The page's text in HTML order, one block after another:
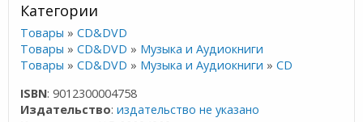
Категории
Товары »CD&DVD
Товары »CD&DVD » Музыка и Аудиокниги
Товары »CD&DVD » Музыка и Аудиокниги »CD
ISBN: 9012300004758
Издательство:издательство не указано